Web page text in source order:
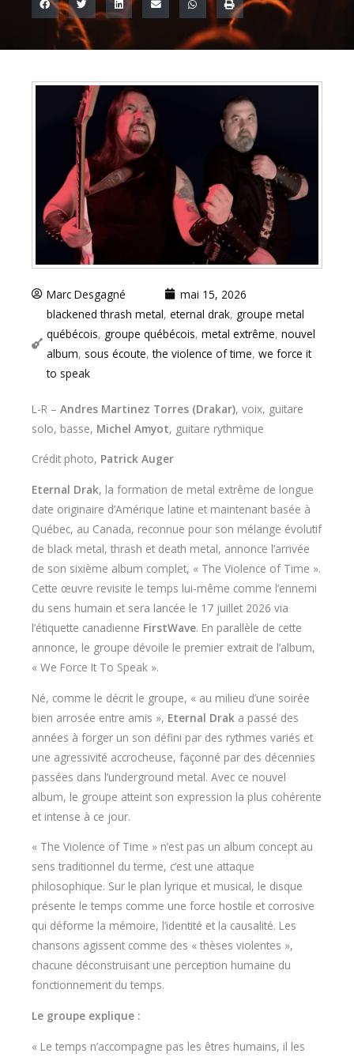
Marc Desgagné
mai 15, 2026
blackened thrash metal, eternal drak, groupe metal
québécois, groupe québécois, metal extrême, nouvel
album, sous écoute,the violence of time, we force it
to speak
L-R – Andres Martinez Torres (Drakar), voix, guitare
solo, basse, Michel Amyot, guitare rythmique
Crédit photo, Patrick Auger
Eternal Drak, la formation de metal extrême de longue
date originaire d’Amérique latine et maintenant basée à
Québec, au Canada, reconnue pour son mélange évolutif
de black metal, thrash et death metal, annonce l’arrivée
de son sixième album complet, « The Violence of Time ».
Cette œuvre revisite le temps lui-même comme l’ennemi
du sens humain et sera lancée le 17 juillet 2026 via
l’étiquette canadienne FirstWave. En parallèle de cette
annonce, le groupe dévoile le premier extrait de l’album,
« We Force It To Speak ».
Né, comme le décrit le groupe, « au milieu d’une soirée
bien arrosée entre amis », Eternal Drak a passé des
années à forger un son défini par des rythmes variés et
une agressivité accrocheuse, façonné par des décennies
passées dans l’underground metal. Avec ce nouvel
album, le groupe atteint son expression la plus cohérente
et intense à ce jour.
« The Violence of Time » n’est pas un album concept au
sens traditionnel du terme, c’est une attaque
philosophique. Sur le plan lyrique et musical, le disque
présente le temps comme une force hostile et corrosive
qui déforme la mémoire, l’identité et la causalité. Les
chansons agissent comme des « thèses violentes »,
chacune déconstruisant une perception humaine du
fonctionnement du temps.
Le groupe explique :
« Le temps n’accompagne pas les êtres humains, il les